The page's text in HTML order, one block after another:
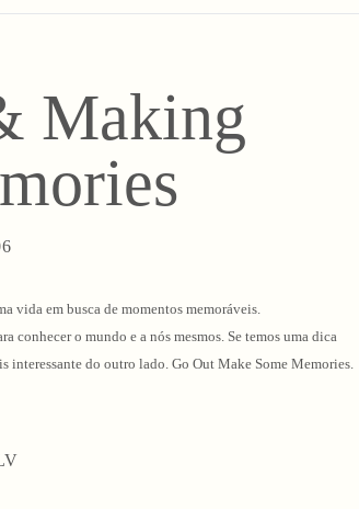
Making
vida em busca de momentos memoráveis.
conhecer o mundo e a nós mesmos. Se temos uma dica
interessante do outro lado. Go Out Make Some Memories.